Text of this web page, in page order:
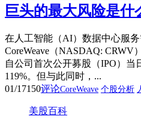
巨头的最大风险是什
在人工智能（AI）数据中心服务
CoreWeave（NASDAQ: CRWV
自公司首次公开募股（IPO）当
119%。但与此同时，...
01/17150评论CoreWeave 个股分析
美股百科